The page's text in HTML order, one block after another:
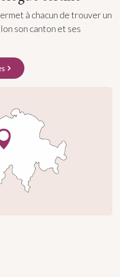
à chacun de trouver un
son canton et ses